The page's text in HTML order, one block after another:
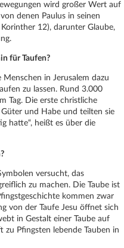
wird großer Wert auf
denen Paulus in seinen
12), darunter Glaube,
für Taufen?
in Jerusalem dazu
zu lassen. Rund 3.000
Tag. Die erste christliche
und Habe und teilten sie
hatte“, heißt es über die
versucht, das
zu machen. Die Taube ist
kommen zwar
von der Taufe Jesu öffnet sich
in Gestalt einer Taube auf
Pfingsten lebende Tauben in